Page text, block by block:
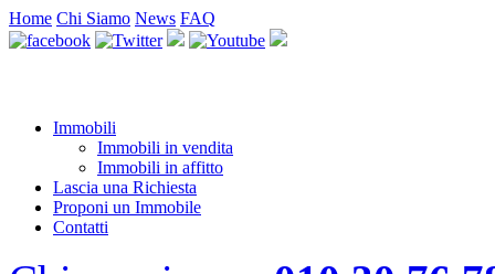
Home Chi Siamo News FAQ
Immobili
Immobili in vendita
Immobili in affitto
Lascia una Richiesta
Proponi un Immobile
Contatti